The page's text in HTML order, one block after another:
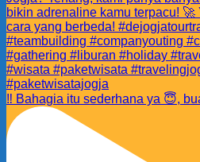
‼️ Bahagia itu sederhana ya 😇,